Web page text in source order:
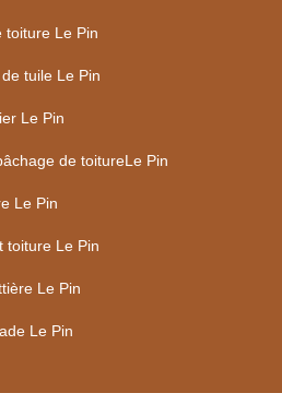
toiture Le Pin
tuile Le Pin
Le Pin
de toitureLe Pin
Le Pin
toiture Le Pin
Le Pin
Le Pin